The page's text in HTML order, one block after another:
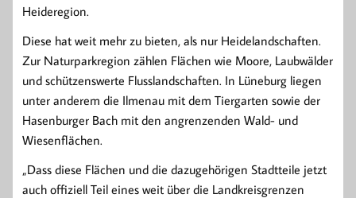
Heideregion.
Diese hat weit mehr zu bieten, als nur Heidelandschaften.
Zur Naturparkregion zählen Flächen wie Moore, Laubwälder
und schützenswerte Flusslandschaften. In Lüneburg liegen
unter anderem die Ilmenau mit dem Tiergarten sowie der
Hasenburger Bach mit den angrenzenden Wald- und
Wiesenflächen.
„Dass diese Flächen und die dazugehörigen Stadtteile jetzt
auch offiziell Teil eines weit über die Landkreisgrenzen